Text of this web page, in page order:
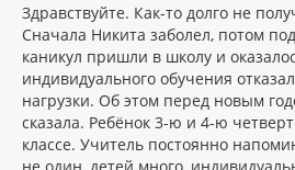
о
б
щ
е
н
и
е
Здравствуйте. Как-то долго не
Сначала Никита заболел, потом
каникул пришли в школу и
индивидуального обучения
нагрузки. Об этом перед новым
сказала. Ребёнок 3-ю и 4-ю
классе. Учитель постоянно